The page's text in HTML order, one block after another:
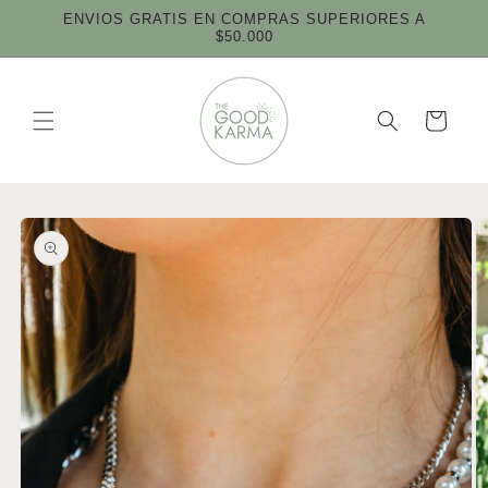
directamente
ENVIOS GRATIS EN COMPRAS SUPERIORES A
$50.000
Carrito
directamente
a la
información
del producto